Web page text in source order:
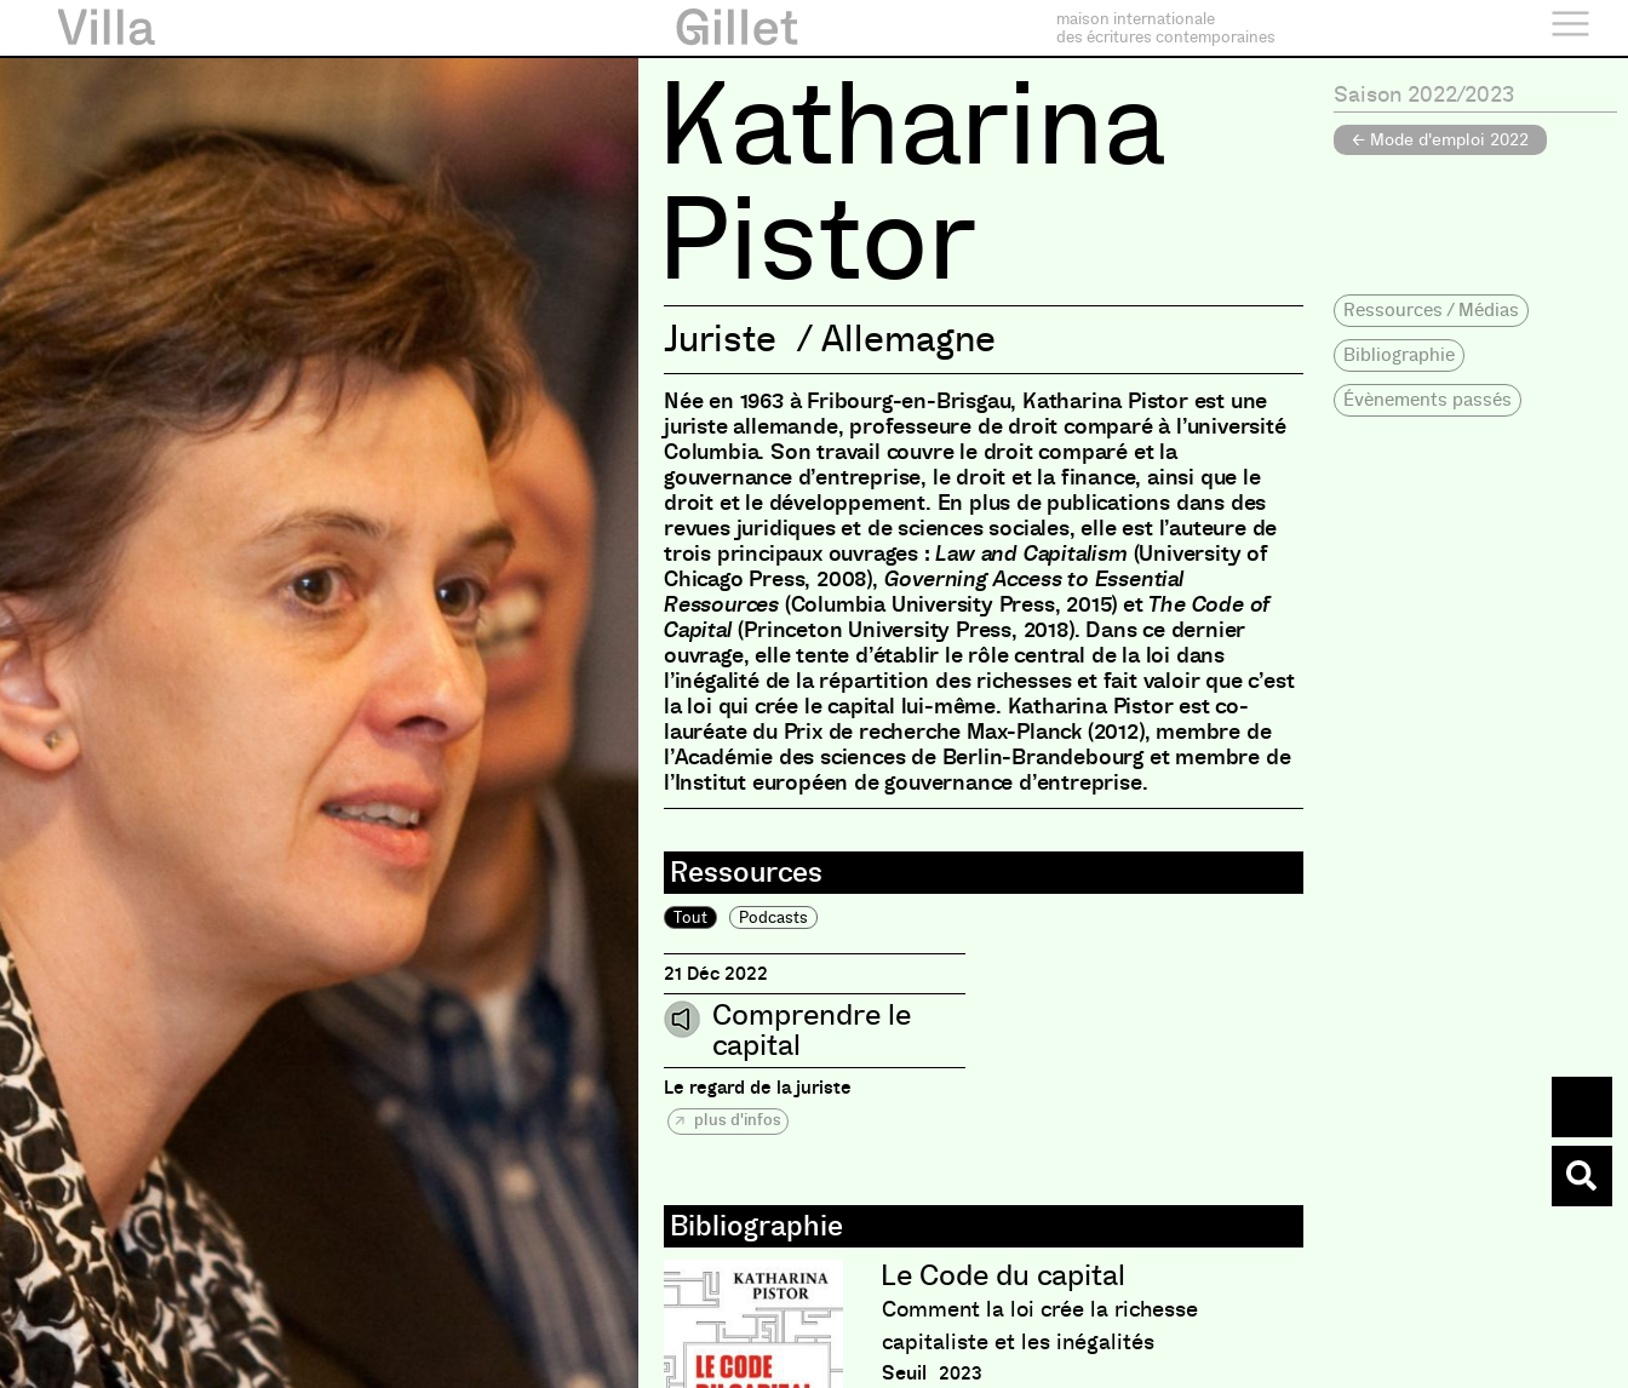
maison internationale
des écritures contemporaines
Katharina
Pistor
Juriste / Allemagne
Née en 1963 à Fribourg-en-Brisgau, Katharina Pistor est une
juriste allemande, professeure de droit comparé à l’université
Columbia. Son travail couvre le droit comparé et la
gouvernance d’entreprise, le droit et la finance, ainsi que le
droit et le développement. En plus de publications dans des
revues juridiques et de sciences sociales, elle est l’auteure de
trois principaux ouvrages :Law and Capitalism (University of
Chicago Press, 2008), Governing Access to Essential
Ressources(Columbia University Press, 2015) et The Code of
Capital(Princeton University Press, 2018). Dans ce dernier
ouvrage, elle tente d’établir le rôle central de la loi dans
l’inégalité de la répartition des richesses et fait valoir que c’est
la loi qui crée le capital lui-même. Katharina Pistor est co-
lauréate du Prix de recherche Max-Planck (2012), membre de
l’Académie des sciences de Berlin-Brandebourg et membre de
l’Institut européen de gouvernance d’entreprise.
Tout Podcasts
21 Déc 2022
Comprendre le
capital
Le regard de la juriste
plus d'infos
Le Code du capital
Comment la loi crée la richesse
capitaliste et les inégalités
Seuil 2023
Saison 2022/2023
← Mode d'emploi 2022
Ressources / Médias
Bibliographie
Évènements passés